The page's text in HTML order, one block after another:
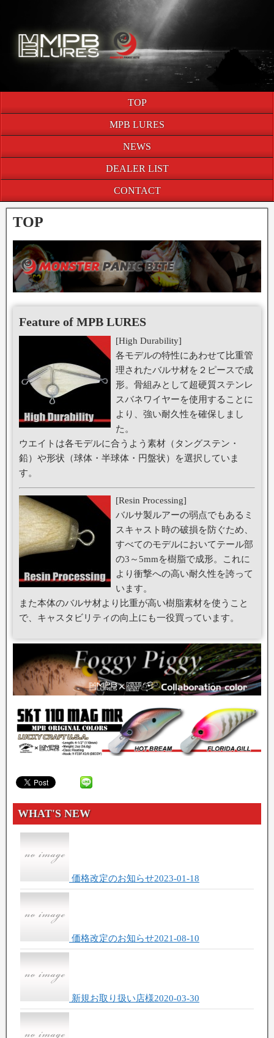
TOP
MPB LURES
NEWS
DEALER LIST
CONTACT
TOP
Feature of MPB LURES
[High Durability]
各モデルの特性にあわせて比重管
理されたバルサ材を２ピースで成
形。骨組みとして超硬質ステンレ
スバネワイヤーを使用することに
より、強い耐久性を確保しまし
た。
ウエイトは各モデルに合うよう素材（タングステン・
鉛）や形状（球体・半球体・円盤状）を選択していま
す。
[Resin Processing]
バルサ製ルアーの弱点でもあるミ
スキャスト時の破損を防ぐため、
すべてのモデルにおいてテール部
の3～5mmを樹脂で成形。これに
より衝撃への高い耐久性を誇って
います。
また本体のバルサ材より比重が高い樹脂素材を使うこと
で、キャスタビリティの向上にも一役買っています。
WHAT'S NEW
価格改定のお知らせ2023-01-18
価格改定のお知らせ2021-08-10
新規お取り扱い店様2020-03-30